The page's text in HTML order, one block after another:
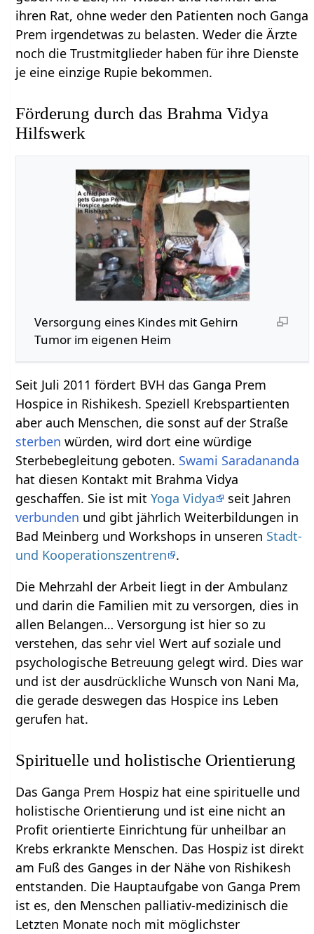
ihren Rat, ohne weder den Patienten noch Ganga
Prem irgendetwas zu belasten. Weder die Ärzte
noch die Trustmitglieder haben für ihre Dienste
je eine einzige Rupie bekommen.
Förderung durch das Brahma Vidya
Hilfswerk
Versorgung eines Kindes mit Gehirn
Tumor im eigenen Heim
Seit Juli 2011 fördert BVH das Ganga Prem
Hospice in Rishikesh. Speziell Krebspartienten
aber auch Menschen, die sonst auf der Straße
sterben würden, wird dort eine würdige
Sterbebegleitung geboten. Swami Saradananda
hat diesen Kontakt mit Brahma Vidya
geschaffen. Sie ist mitYoga Vidya
seit Jahren
verbunden und gibt jährlich Weiterbildungen in
Bad Meinberg und Workshops in unseren Stadt-
und Kooperationszentren
.
Die Mehrzahl der Arbeit liegt in der Ambulanz
und darin die Familien mit zu versorgen, dies in
allen Belangen… Versorgung ist hier so zu
verstehen, das sehr viel Wert auf soziale und
psychologische Betreuung gelegt wird. Dies war
und ist der ausdrückliche Wunsch von Nani Ma,
die gerade deswegen das Hospice ins Leben
gerufen hat.
Spirituelle und holistische Orientierung
Das Ganga Prem Hospiz hat eine spirituelle und
holistische Orientierung und ist eine nicht an
Profit orientierte Einrichtung für unheilbar an
Krebs erkrankte Menschen. Das Hospiz ist direkt
am Fuß des Ganges in der Nähe von Rishikesh
entstanden. Die Hauptaufgabe von Ganga Prem
ist es, den Menschen palliativ-medizinisch die
Letzten Monate noch mit möglichster